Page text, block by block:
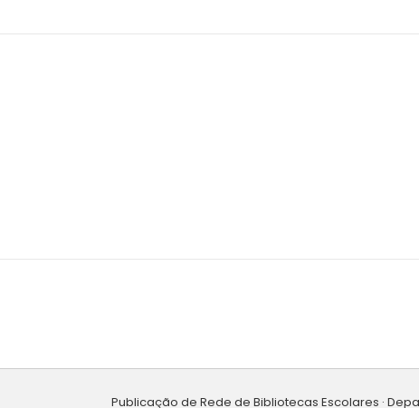
Publicação de Rede de Bibliotecas Escolares ·